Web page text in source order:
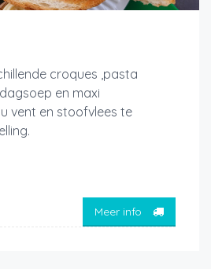
croques ,pasta
en maxi
vent en stoofvlees te
Meer info